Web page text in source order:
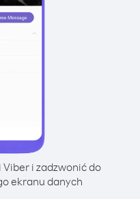
i zadzwonić do
ekranu danych